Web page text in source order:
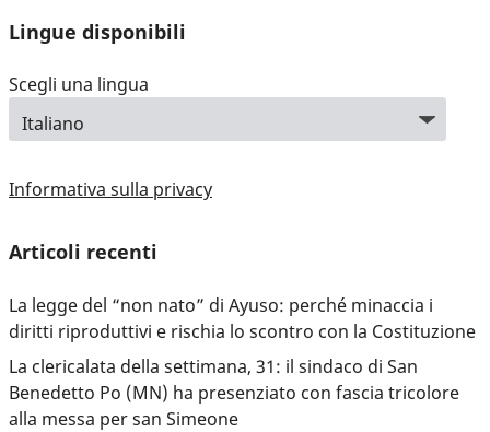
Lingue disponibili
Scegli una lingua
Informativa sulla privacy
Articoli recenti
La legge del “non nato” di Ayuso: perché minaccia i
diritti riproduttivi e rischia lo scontro con la Costituzione
La clericalata della settimana, 31: il sindaco di San
Benedetto Po (MN) ha presenziato con fascia tricolore
alla messa per san Simeone